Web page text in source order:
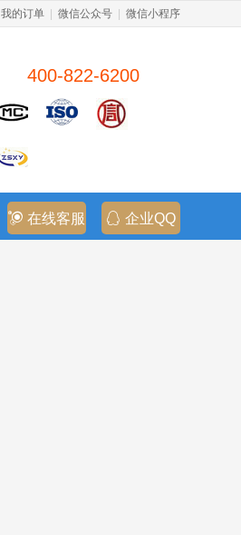
我的订单 微信公众号 微信小程序
400-822-6200
在线客服 企业QQ